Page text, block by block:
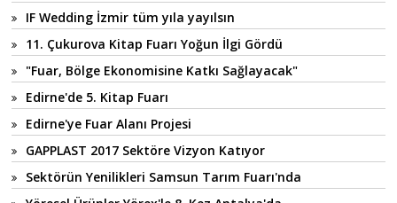
IF Wedding İzmir tüm yıla yayılsın
11. Çukurova Kitap Fuarı Yoğun İlgi Gördü
"Fuar, Bölge Ekonomisine Katkı Sağlayacak"
Edirne'de 5. Kitap Fuarı
Edirne'ye Fuar Alanı Projesi
GAPPLAST 2017 Sektöre Vizyon Katıyor
Sektörün Yenilikleri Samsun Tarım Fuarı'nda